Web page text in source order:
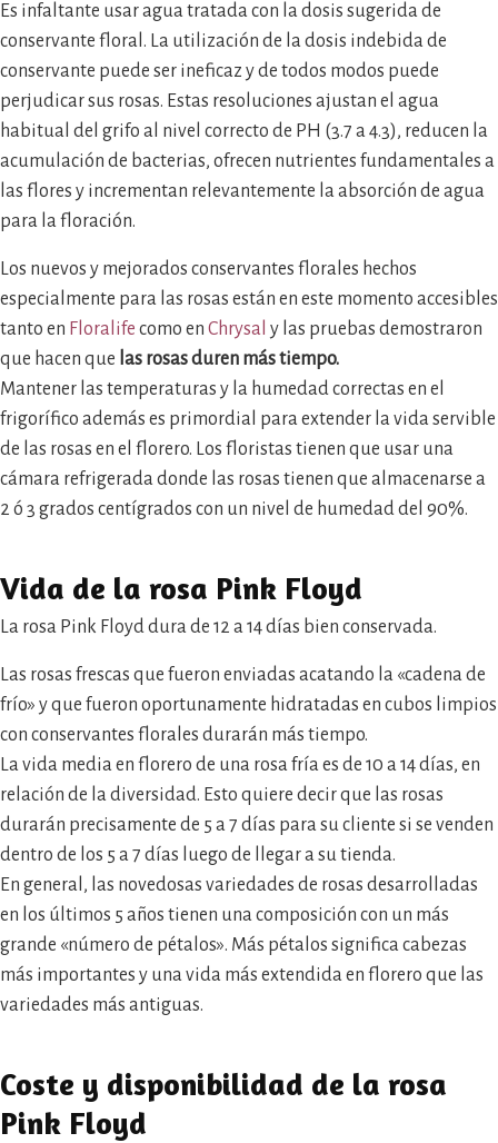
Es infaltante usar agua tratada con la dosis sugerida de
conservante floral. La utilización de la dosis indebida de
conservante puede ser ineficaz y de todos modos puede
perjudicar sus rosas. Estas resoluciones ajustan el agua
habitual del grifo al nivel correcto de PH (3.7 a 4.3), reducen la
acumulación de bacterias, ofrecen nutrientes fundamentales a
las flores y incrementan relevantemente la absorción de agua
para la floración.
Los nuevos y mejorados conservantes florales hechos
especialmente para las rosas están en este momento accesibles
tanto en Floralife como en Chrysal y las pruebas demostraron
que hacen que las rosas duren más tiempo.
Mantener las temperaturas y la humedad correctas en el
frigorífico además es primordial para extender la vida servible
de las rosas en el florero. Los floristas tienen que usar una
cámara refrigerada donde las rosas tienen que almacenarse a
2 ó 3 grados centígrados con un nivel de humedad del 90%.
Vida de la rosa Pink Floyd
La rosa Pink Floyd dura de 12 a 14 días bien conservada.
Las rosas frescas que fueron enviadas acatando la «cadena de
frío» y que fueron oportunamente hidratadas en cubos limpios
con conservantes florales durarán más tiempo.
La vida media en florero de una rosa fría es de 10 a 14 días, en
relación de la diversidad. Esto quiere decir que las rosas
durarán precisamente de 5 a 7 días para su cliente si se venden
dentro de los 5 a 7 días luego de llegar a su tienda.
En general, las novedosas variedades de rosas desarrolladas
en los últimos 5 años tienen una composición con un más
grande «número de pétalos». Más pétalos significa cabezas
más importantes y una vida más extendida en florero que las
variedades más antiguas.
Coste y disponibilidad de la rosa
Pink Floyd